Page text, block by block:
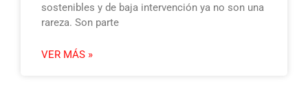
sostenibles y de baja intervención ya no son una
rareza. Son parte
VER MÁS »